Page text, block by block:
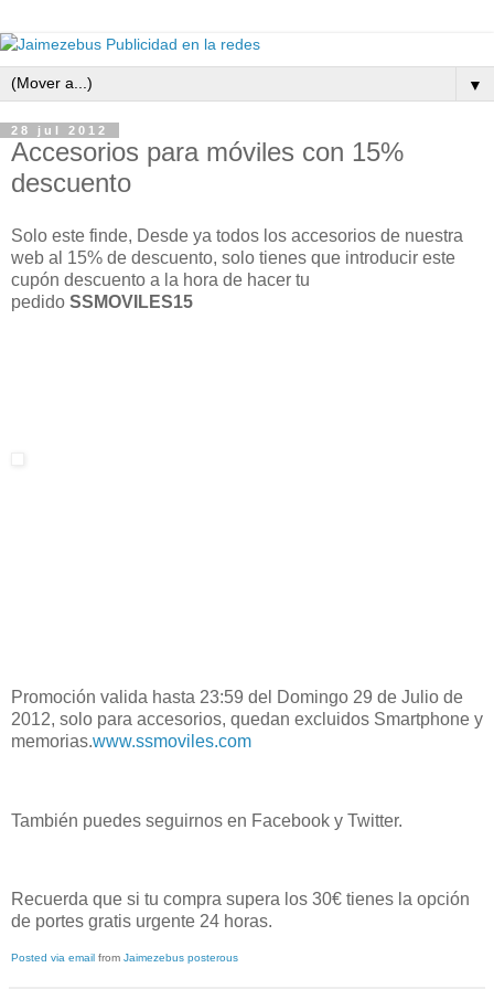
▼
28 jul 2012
Accesorios para móviles con 15%
descuento
Solo este finde, Desde ya todos los accesorios de nuestra
web al 15% de descuento, solo tienes que introducir este
cupón descuento a la hora de hacer tu
pedido SSMOVILES15
Promoción valida hasta 23:59 del Domingo 29 de Julio de
2012, solo para accesorios, quedan excluidos Smartphone y
memorias.www.ssmoviles.com
También puedes seguirnos en Facebook y Twitter.
Recuerda que si tu compra supera los 30€ tienes la opción
de portes gratis urgente 24 horas.
Posted via email from Jaimezebus posterous